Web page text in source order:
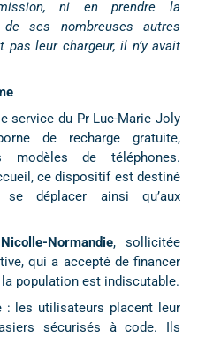
ni en prendre la
ses nombreuses autres
pas leur chargeur, il n’y avait
service du Pr Luc-Marie Joly
de recharge gratuite,
de téléphones.
ce dispositif est destiné
déplacer ainsi qu’aux
Normandie, sollicitée
qui a accepté de financer
population est indiscutable.
: les utilisateurs placent leur
sécurisés à code. Ils